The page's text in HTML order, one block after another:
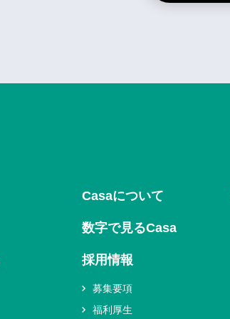
Casaについて
数字で見るCasa
採用情報
募集要項
福利厚生